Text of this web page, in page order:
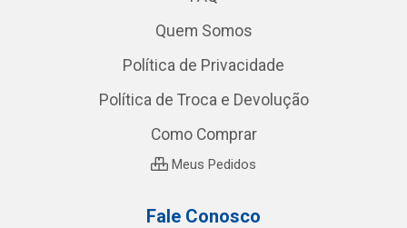
Quem Somos
Política de Privacidade
Política de Troca e Devolução
Como Comprar
Meus Pedidos
Fale Conosco